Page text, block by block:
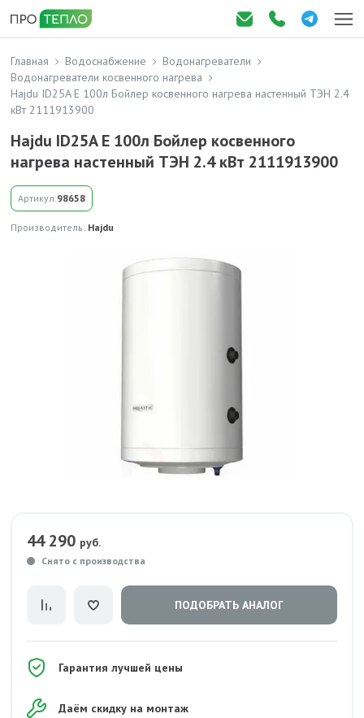
Главная Водоснабжение
Водонагреватели
Водонагреватели косвенного нагрева
Hajdu ID25A E 100л Бойлер косвенного нагрева настенный ТЭН 2.4
кВт 2111913900
Hajdu ID25A E 100л Бойлер косвенного
нагрева настенный ТЭН 2.4 кВт 2111913900
Артикул:98658
Производитель: Hajdu
44 290 руб.
Снято с производства
ПОДОБРАТЬ АНАЛОГ
Гарантия лучшей цены
Даём скидку на монтаж